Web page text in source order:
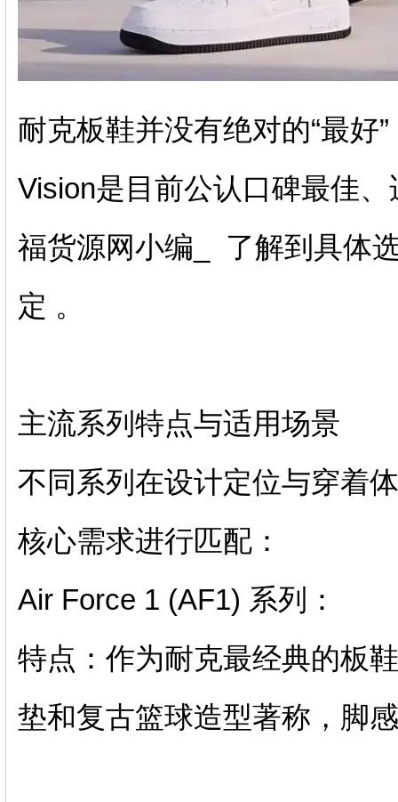
耐克板鞋并没有绝对的“最好
Vision‌是目前公认口碑最佳
福货源网小编_ 了解到具体
定 。‌‌
主流系列特点与适用场景
不同系列在设计定位与穿着
核心需求进行匹配：
‌Air Force 1 (AF1) 系列‌：
特点‌：作为耐克最经典的板
垫‌和复古篮球造型著称，脚